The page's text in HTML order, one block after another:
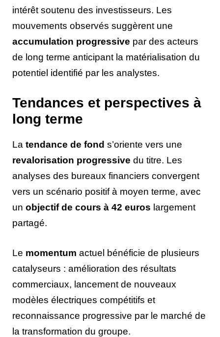
intérêt soutenu des investisseurs. Les
mouvements observés suggèrent une
accumulation progressive par des acteurs
de long terme anticipant la matérialisation du
potentiel identifié par les analystes.
Tendances et perspectives à
long terme
La tendance de fond s’oriente vers une
revalorisation progressive du titre. Les
analyses des bureaux financiers convergent
vers un scénario positif à moyen terme, avec
un objectif de cours à 42 euros largement
partagé.
Le momentum actuel bénéficie de plusieurs
catalyseurs : amélioration des résultats
commerciaux, lancement de nouveaux
modèles électriques compétitifs et
reconnaissance progressive par le marché de
la transformation du groupe.